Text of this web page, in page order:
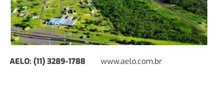
AELO: (11) 3289-1788 www.aelo.com.br